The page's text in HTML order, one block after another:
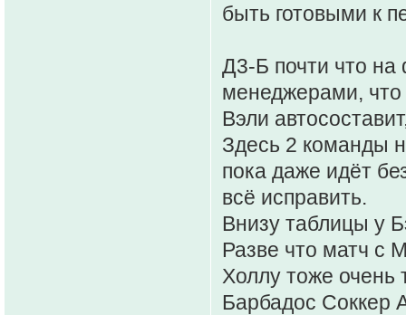
быть готовыми к
Д3-Б почти что на
менеджерами, что
Вэли
Здесь 2 команды
пока даже идёт
всё исправить.
Внизу таблицы у
Разве что матч с
Холлу тоже очень
Барбадос Соккер